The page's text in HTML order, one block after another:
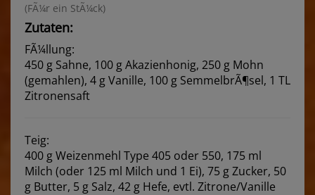
(FÃ¼r ein StÃ¼ck)
Zutaten:
FÃ¼llung:
450 g Sahne, 100 g Akazienhonig, 250 g Mohn
(gemahlen), 4 g Vanille, 100 g SemmelbrÃ¶sel, 1 TL
Zitronensaft
Teig:
400 g Weizenmehl Type 405 oder 550, 175 ml
Milch (oder 125 ml Milch und 1 Ei), 75 g Zucker, 50
g Butter, 5 g Salz, 42 g Hefe, evtl. Zitrone/Vanille